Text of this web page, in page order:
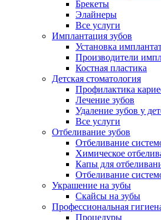
Брекеты
Элайнеры
Все услуги
Имплантация зубов
Установка
Производители
Костная пластика
Детская стоматология
Профилактика
Лечение зубов
Удаление зубов у
Все услуги
Отбеливание зубов
Отбеливание
Химическое
Капы для
Отбеливание
Украшение на зубы
Скайсы на зубы
Профессиональная
Процедуры